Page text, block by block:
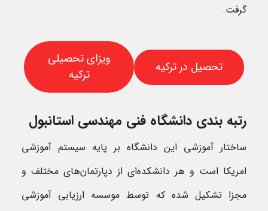
گرفت.
تحصیل در ترکیه
ویزای تحصیلی
ترکیه
رتبه بندی دانشگاه فنی مهندسی استانبول
ساختار آموزشی این دانشگاه بر پایه سیستم آموزشی
امریکا است و هر دانشکده‌ای از دپارتمان‌های مختلف و
مجزا تشکیل شده که توسط موسسه ارزیابی آموزشی